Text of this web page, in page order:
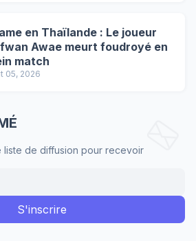
en Thaïlande : Le joueur
Awae meurt foudroyé en
match
05, 2026
liste de diffusion pour recevoir